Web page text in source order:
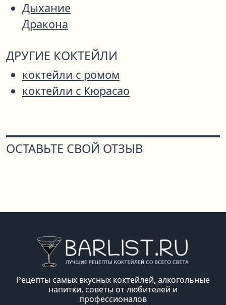
Дыхание
Дракона
ДРУГИЕ КОКТЕЙЛИ
коктейли с ромом
коктейли с Кюрасао
ОСТАВЬТЕ СВОЙ ОТЗЫВ
Рецепты самых вкусных коктейлей, алкогольные
напитки, советы от любителей и
профессионалов